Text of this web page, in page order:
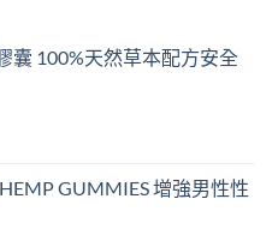
囊 100%天然草本配方安全
GUMMIES 增強男性性